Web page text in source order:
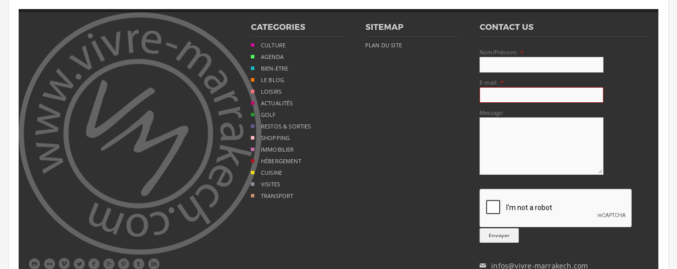
        
CULTURE
AGENDA
BIEN-ETRE
LE BLOG
LOISIRS
ACTUALITÉS
GOLF
RESTOS & SORTIES
SHOPPING
IMMOBILIER
HÉBERGEMENT
CUISINE
VISITES
TRANSPORT
PLAN DU SITE
Nom/Prénom: *
E-mail: *
Message:
✉ infos@vivre-marrakech.com